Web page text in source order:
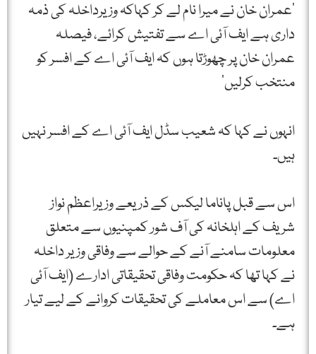
‘عمران خان نے میرا نام لے کر کہاکہ وزیرداخلہ کی ذمہ
داری ہے ایف آئی اے سے تفتیش کرائے، فیصلہ
عمران خان پر چھوڑتا ہوں کہ ایف آئی اے کے افسر کو
منتخب کرلیں’
انہوں نے کہا کہ شعیب سڈل ایف آئی اے کے افسر نہیں
ہیں۔
اس سے قبل پاناما لیکس کے ذریعے وزیراعظم نواز
شریف کے اہلخانہ کی آف شور کمپنیوں سے متعلق
معلومات سامنے آنے کے حوالے سے وفاقی وزیر داخلہ
نے کہا تھا کہ حکومت وفاقی تحقیقاتی ادارے (ایف آئی
اے) سے اس معاملے کی تحقیقات کروانے کے لیے تیار
ہے۔